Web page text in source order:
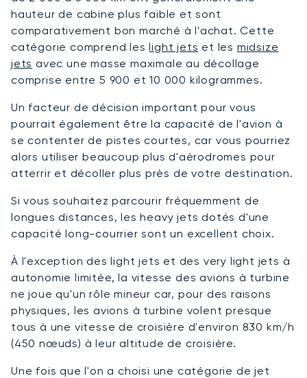
hauteur de cabine plus faible et sont
comparativement bon marché à l'achat. Cette
catégorie comprend leslight jets et les midsize
jets avec une masse maximale au décollage
comprise entre 5 900 et 10 000 kilogrammes.
Un facteur de décision important pour vous
pourrait également être la capacité de l'avion à
se contenter de pistes courtes, car vous pourriez
alors utiliser beaucoup plus d'aérodromes pour
atterrir et décoller plus près de votre destination.
Si vous souhaitez parcourir fréquemment de
longues distances, les heavy jets dotés d'une
capacité long-courrier sont un excellent choix.
À l'exception des light jets et des very light jets à
autonomie limitée, la vitesse des avions à turbine
ne joue qu'un rôle mineur car, pour des raisons
physiques, les avions à turbine volent presque
tous à une vitesse de croisière d'environ 830 km/h
(450 nœuds) à leur altitude de croisière.
Une fois que l'on a choisi une catégorie de jet